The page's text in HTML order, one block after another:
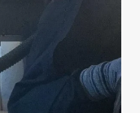
物一覧